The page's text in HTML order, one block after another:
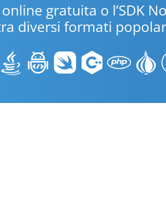
online gratuita o l’SDK
tra diversi formati